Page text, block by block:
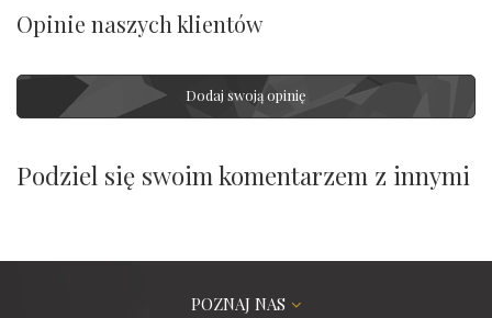
Opinie naszych klientów
Dodaj swoją opinię
Podziel się swoim komentarzem z innymi
POZNAJ NAS